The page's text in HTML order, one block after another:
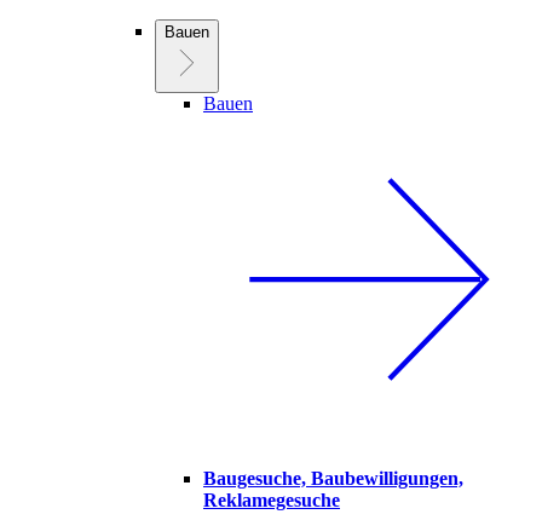
Bauen
Bauen
Baugesuche, Baubewilligungen,
Reklamegesuche